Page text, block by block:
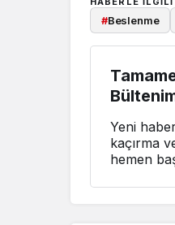
#Beslenme
Yeni
kaçırma
hemen